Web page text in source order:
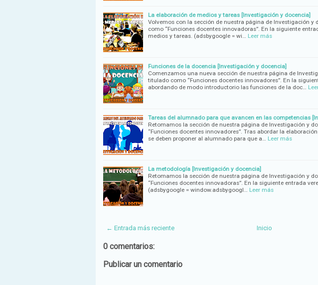
La elaboración de medios y tareas [Investigación y docencia]
Volvemos con la sección de nuestra página de Investigación y
como “Funciones docentes innovadoras”. En la siguiente
medios y tareas. (adsbygoogle = wi…
Leer más
Funciones de la docencia [Investigación y docencia]
Comenzamos una nueva sección de nuestra página de
titulado como “Funciones docentes innovadores”. En la
abordando de modo introductorio las funciones de la doc…
Tareas del alumnado para que avancen en las competencias
Retomamos la sección de nuestra página de Investigación y
“Funciones docentes innovadores”. Tras abordar la
se deben proponer al alumnado para que a…
Leer más
La metodología [Investigación y docencia]
Retomamos la sección de nuestra página de Investigación y
“Funciones docentes innovadoras”. En la siguiente entrada
(adsbygoogle = window.adsbygoogl…
Leer más
← Entrada más reciente Inicio
0 comentarios:
Publicar un comentario